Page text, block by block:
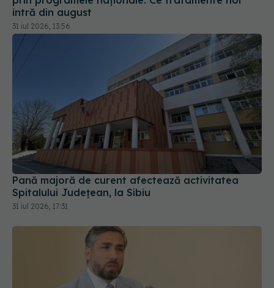
Pană majoră de curent afectează activitatea
Spitalului Județean, la Sibiu
31 iul 2026, 17:31